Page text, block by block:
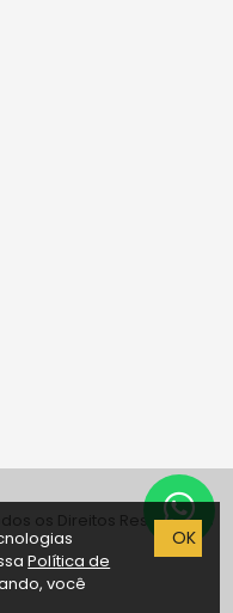
os Direitos Reservados
Política de
você
OK